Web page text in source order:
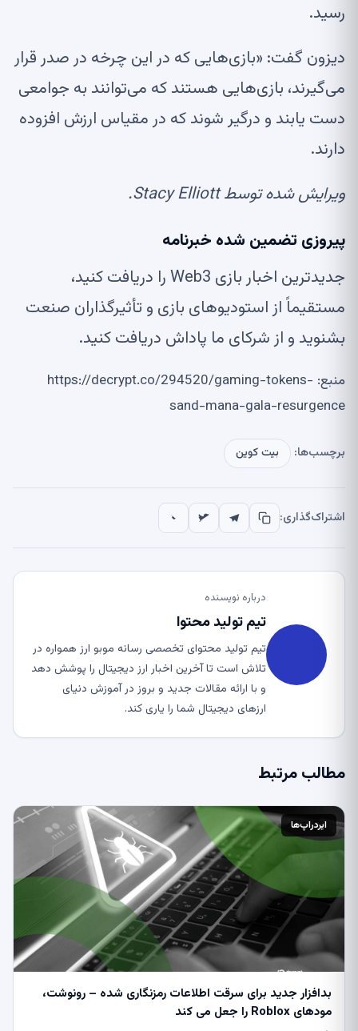
رسید.
دیزون گفت: «بازی‌هایی که در این چرخه در صدر قرار
می‌گیرند، بازی‌هایی هستند که می‌توانند به جوامعی
دست یابند و درگیر شوند که در مقیاس ارزش افزوده
دارند.
ویرایش شده توسط Stacy Elliott.
پیروزی تضمین شده خبرنامه
جدیدترین اخبار بازی Web3 را دریافت کنید،
مستقیماً از استودیوهای بازی و تأثیرگذاران صنعت
بشنوید و از شرکای ما پاداش دریافت کنید.
منبع: https://decrypt.co/294520/gaming-tokens-
sand-mana-gala-resurgence
برچسب‌ها: بیت کوین
اشتراک‌گذاری:
درباره نویسنده
تیم تولید محتوا
تیم تولید محتوای تخصصی رسانه موبو ارز همواره در
تلاش است تا آخرین اخبار ارز دیجیتال را پوشش دهد
و با ارائه مقالات جدید و بروز در آموزش دنیای
ارزهای دیجیتال شما را یاری کند.
مطالب مرتبط
ایردراپ‌ها
بدافزار جدید برای سرقت اطلاعات رمزنگاری شده – رونوشت،
مودهای Roblox را جعل می کند